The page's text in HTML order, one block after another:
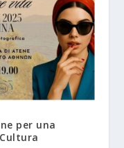
per una